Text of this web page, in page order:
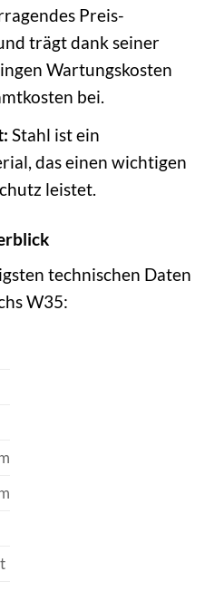
Preis-
trägt dank seiner
Wartungskosten
bei.
Stahl ist ein
das einen wichtigen
leistet.
technischen Daten
W35: